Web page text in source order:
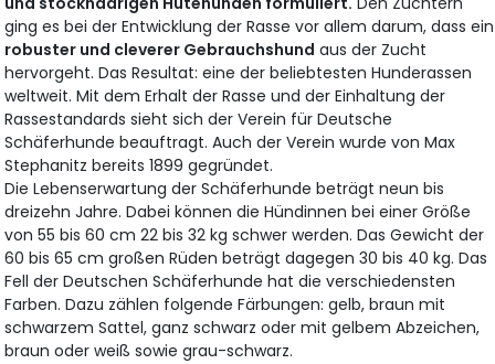
ging es bei der Entwicklung der Rasse vor allem darum, dass ein
robuster und cleverer Gebrauchshund aus der Zucht
hervorgeht. Das Resultat: eine der beliebtesten Hunderassen
weltweit. Mit dem Erhalt der Rasse und der Einhaltung der
Rassestandards sieht sich der Verein für Deutsche
Schäferhunde beauftragt. Auch der Verein wurde von Max
Stephanitz bereits 1899 gegründet.
Die Lebenserwartung der Schäferhunde beträgt neun bis
dreizehn Jahre. Dabei können die Hündinnen bei einer Größe
von 55 bis 60 cm 22 bis 32 kg schwer werden. Das Gewicht der
60 bis 65 cm großen Rüden beträgt dagegen 30 bis 40 kg. Das
Fell der Deutschen Schäferhunde hat die verschiedensten
Farben. Dazu zählen folgende Färbungen: gelb, braun mit
schwarzem Sattel, ganz schwarz oder mit gelbem Abzeichen,
braun oder weiß sowie grau-schwarz.